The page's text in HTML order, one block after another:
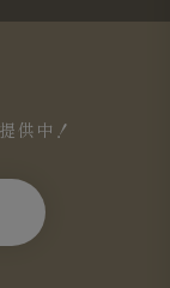
供中！